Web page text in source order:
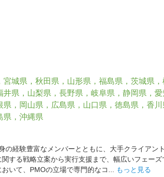
城県，秋田県，山形県，福島県，茨城県
県，山梨県，長野県，岐阜県，静岡県，
，岡山県，広島県，山口県，徳島県，香
県，沖縄県
の経験豊富なメンバーとともに、大手クライア
する戦略立案から実行支援まで、幅広いフェー
いて、PMOの立場で専門的なコ...
もっと見る